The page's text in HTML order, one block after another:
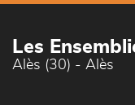
Les
Alès (30) - Alès